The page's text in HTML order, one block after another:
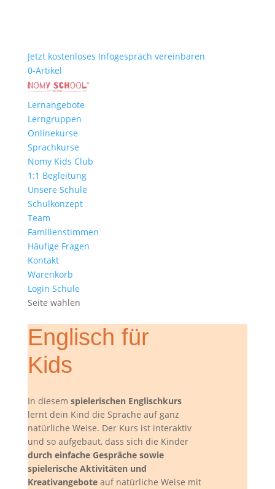
Jetzt kostenloses Infogespräch vereinbaren
0-Artikel
Lernangebote
Lerngruppen
Onlinekurse
Sprachkurse
Nomy Kids Club
1:1 Begleitung
Unsere Schule
Schulkonzept
Team
Familienstimmen
Häufige Fragen
Kontakt
Warenkorb
Login Schule
Seite wählen
Englisch für
Kids
In diesem spielerischen Englischkurs
lernt dein Kind die Sprache auf ganz
natürliche Weise. Der Kurs ist interaktiv
und so aufgebaut, dass sich die Kinder
durch einfache Gespräche sowie
spielerische Aktivitäten und
Kreativangeboteauf natürliche Weise mit